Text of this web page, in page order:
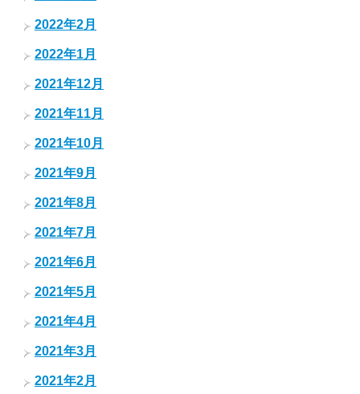
2022年2月
2022年1月
2021年12月
2021年11月
2021年10月
2021年9月
2021年8月
2021年7月
2021年6月
2021年5月
2021年4月
2021年3月
2021年2月